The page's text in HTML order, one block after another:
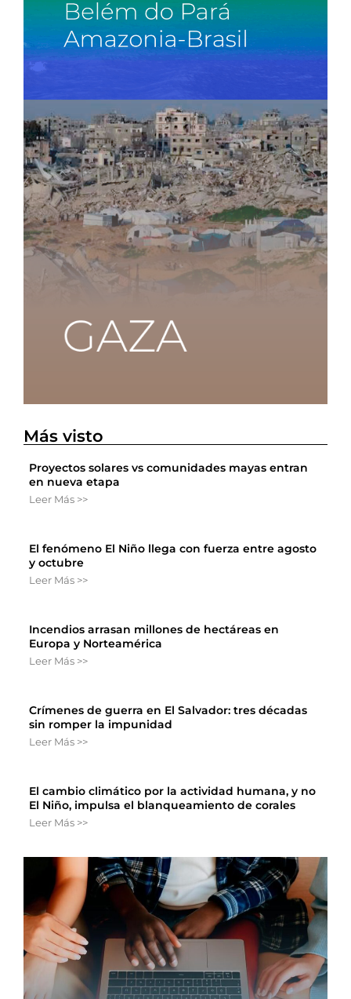
Más visto
Proyectos solares vs comunidades mayas entran
en nueva etapa
Leer Más >>
El fenómeno El Niño llega con fuerza entre agosto
y octubre
Leer Más >>
Incendios arrasan millones de hectáreas en
Europa y Norteamérica
Leer Más >>
Crímenes de guerra en El Salvador: tres décadas
sin romper la impunidad
Leer Más >>
El cambio climático por la actividad humana, y no
El Niño, impulsa el blanqueamiento de corales
Leer Más >>